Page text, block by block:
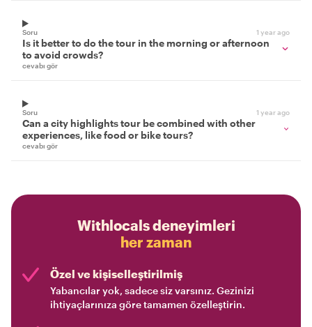
Soru 1 year ago
Is it better to do the tour in the morning or afternoon
to avoid crowds?
cevabı gör
Soru 1 year ago
Can a city highlights tour be combined with other
experiences, like food or bike tours?
cevabı gör
Withlocals deneyimleri
her zaman
Özel ve kişiselleştirilmiş
Yabancılar yok, sadece siz varsınız. Gezinizi
ihtiyaçlarınıza göre tamamen özelleştirin.